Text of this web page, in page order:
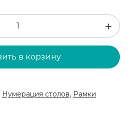
в корзину
Нумерация столов, Рамки